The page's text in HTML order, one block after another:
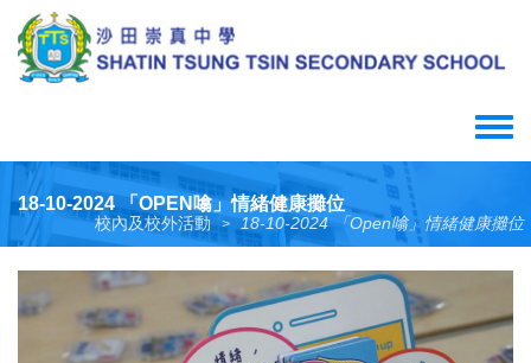
main
content
Toggle
menu
18-10-2024 「OPEN噏」情緒健康攤位
校內及校外活動 > 18-10-2024 「Open噏」情緒健康攤位